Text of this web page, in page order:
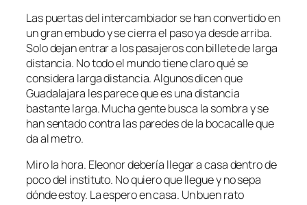
Las puertas del intercambiador se han convertido en
un gran embudo y se cierra el paso ya desde arriba.
Solo dejan entrar a los pasajeros con billete de larga
distancia. No todo el mundo tiene claro qué se
considera larga distancia. Algunos dicen que
Guadalajara les parece que es una distancia
bastante larga. Mucha gente busca la sombra y se
han sentado contra las paredes de la bocacalle que
da al metro.
Miro la hora. Eleonor debería llegar a casa dentro de
poco del instituto. No quiero que llegue y no sepa
dónde estoy. La espero en casa. Un buen rato